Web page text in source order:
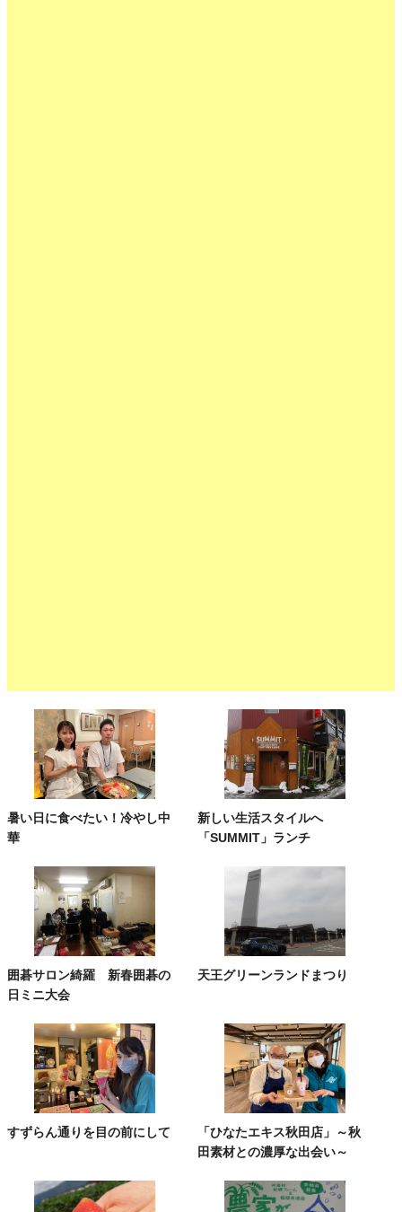
暑い日に食べたい！冷やし中
華
新しい生活スタイルへ
「SUMMIT」ランチ
囲碁サロン綺羅 新春囲碁の
日ミニ大会
天王グリーンランドまつり
すずらん通りを目の前にして
「ひなたエキス秋田店」～秋
田素材との濃厚な出会い～